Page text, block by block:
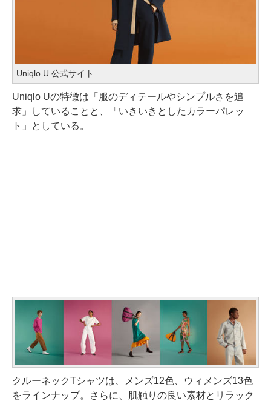
Uniqlo U 公式サイト
Uniqlo Uの特徴は「服のディテールやシンプルさを追
求」していることと、「いきいきとしたカラーパレッ
ト」としている。
クルーネックTシャツは、メンズ12色、ウィメンズ13色
をラインナップ。さらに、肌触りの良い素材とリラック